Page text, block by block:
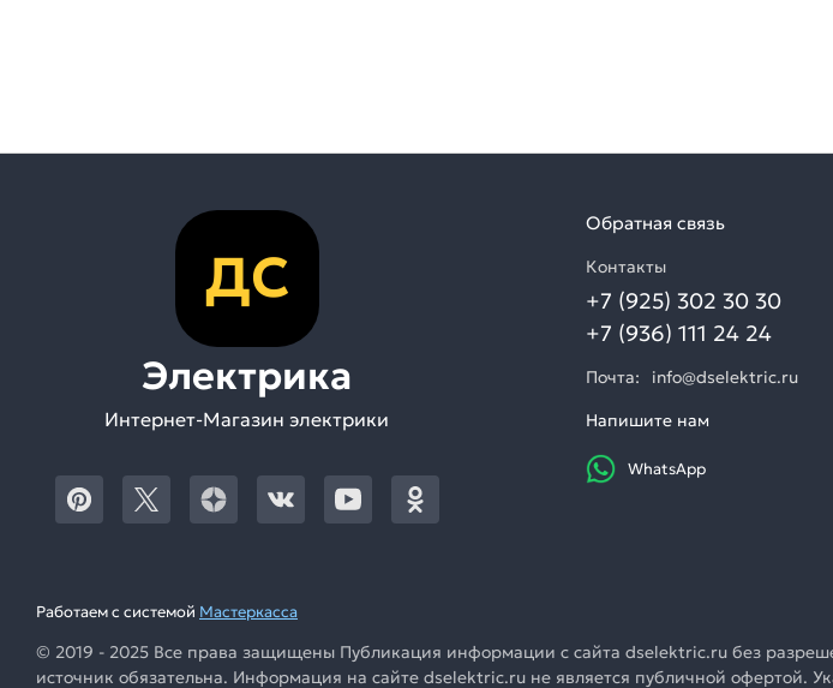
ДС
Электрика
Интернет-Магазин электрики
Обратная связь
Контакты
+7 (925) 302 30 30
+7 (936) 111 24 24
Почта:
info@dselektric.ru
Напишите нам
WhatsApp
Работаем с системой Мастеркасса
© 2019 - 2025 Все права защищены Публикация информации с сайта dselektric.ru без
источник обязательна. Информация на сайте dselektric.ru не является публичной офертой.